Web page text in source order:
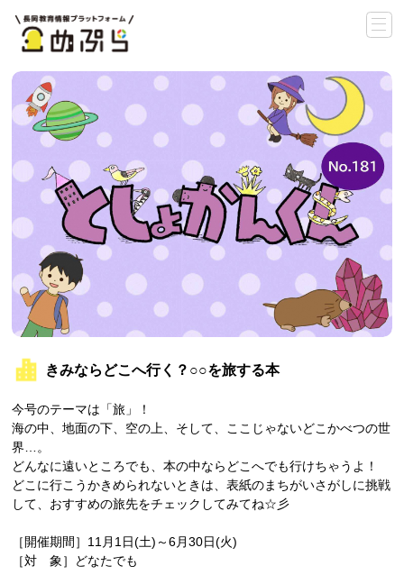
きみならどこへ行く？○○を旅する本
今号のテーマは「旅」！
海の中、地面の下、空の上、そして、ここじゃないどこかべつの世
界…。
どんなに遠いところでも、本の中ならどこへでも行けちゃうよ！
どこに行こうかきめられないときは、表紙のまちがいさがしに挑戦
して、おすすめの旅先をチェックしてみてね☆彡
［開催期間］11月1日(土)～6月30日(火)
［対 象］どなたでも